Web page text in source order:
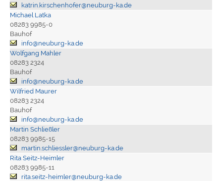
katrin.kirschenhofer@neuburg-ka.de
Michael Latka
08283 9985-0
Bauhof
info@neuburg-ka.de
Wolfgang Mahler
08283 2324
Bauhof
info@neuburg-ka.de
Wilfried Maurer
08283 2324
Bauhof
info@neuburg-ka.de
Martin Schließler
08283 9985-15
martin.schliessler@neuburg-ka.de
Rita Seitz-Heimler
08283 9985-11
rita.seitz-heimler@neuburg-ka.de